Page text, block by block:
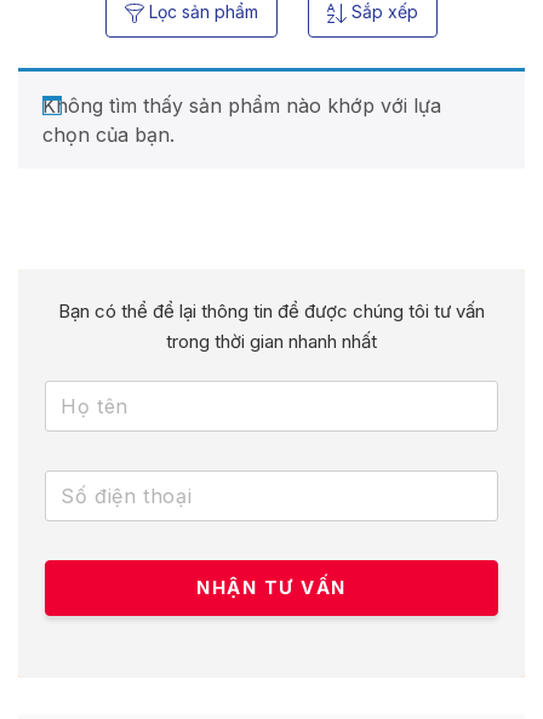
Lọc sản phẩm Sắp xếp
Không tìm thấy sản phẩm nào khớp với lựa
chọn của bạn.
Bạn có thể để lại thông tin để được chúng tôi tư vấn
trong thời gian nhanh nhất